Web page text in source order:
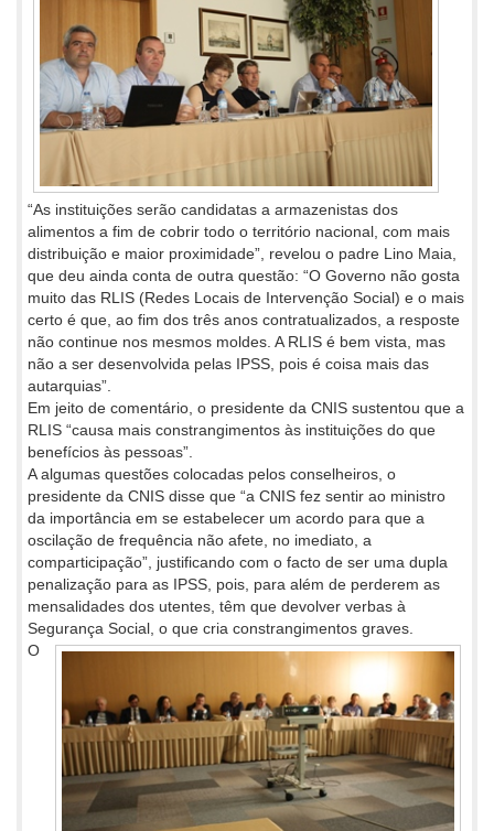
“As instituições serão candidatas a armazenistas dos
alimentos a fim de cobrir todo o território nacional, com mais
distribuição e maior proximidade”, revelou o padre Lino Maia,
que deu ainda conta de outra questão: “O Governo não gosta
muito das RLIS (Redes Locais de Intervenção Social) e o mais
certo é que, ao fim dos três anos contratualizados, a resposte
não continue nos mesmos moldes. A RLIS é bem vista, mas
não a ser desenvolvida pelas IPSS, pois é coisa mais das
autarquias”.
Em jeito de comentário, o presidente da CNIS sustentou que a
RLIS “causa mais constrangimentos às instituições do que
benefícios às pessoas”.
A algumas questões colocadas pelos conselheiros, o
presidente da CNIS disse que “a CNIS fez sentir ao ministro
da importância em se estabelecer um acordo para que a
oscilação de frequência não afete, no imediato, a
comparticipação”, justificando com o facto de ser uma dupla
penalização para as IPSS, pois, para além de perderem as
mensalidades dos utentes, têm que devolver verbas à
Segurança Social, o que cria constrangimentos graves.
O